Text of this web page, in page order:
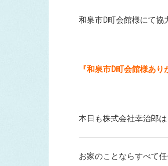
和泉市D町会館様にて協
『和泉市D町会館様あり
本日も株式会社幸治郎
お家のことならすべて